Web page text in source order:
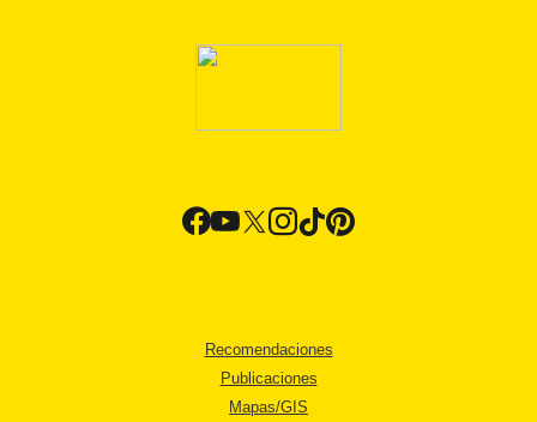
Recomendaciones
Publicaciones
Mapas/GIS